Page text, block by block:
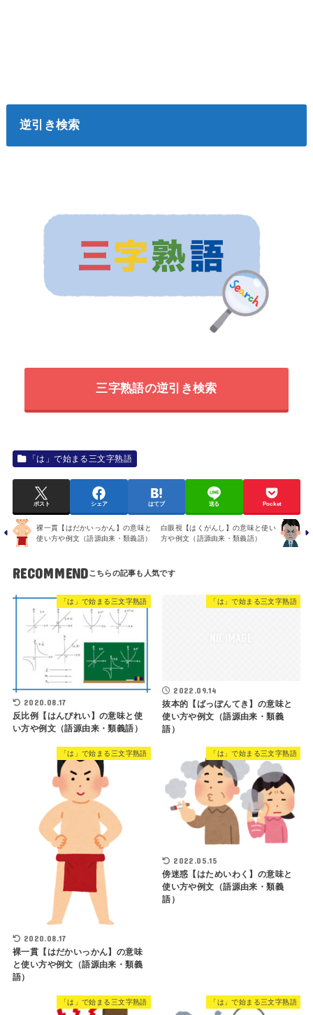
逆引き検索
三字熟語の逆引き検索
「は」で始まる三文字熟語
ポスト シェア はてブ 送る Pocket
裸一貫【はだかいっかん】の意味と
使い方や例文（語源由来・類義語）
白眼視【はくがんし】の意味と使い
方や例文（語源由来・類義語）
RECOMMEND
「は」で始まる三文字熟語
2020.08.17
反比例【はんぴれい】の意味と使
い方や例文（語源由来・類義語）
「は」で始まる三文字熟語
2022.09.14
抜本的【ばっぽんてき】の意味と
使い方や例文（語源由来・類義
語）
「は」で始まる三文字熟語
2020.08.17
裸一貫【はだかいっかん】の意味
と使い方や例文（語源由来・類義
語）
「は」で始まる三文字熟語
2022.05.15
傍迷惑【はためいわく】の意味と
使い方や例文（語源由来・類義
語）
「は」で始まる三文字熟語 「は」で始まる三文字熟語